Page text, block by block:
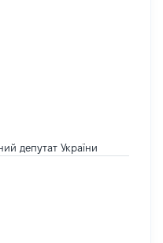
депутат України